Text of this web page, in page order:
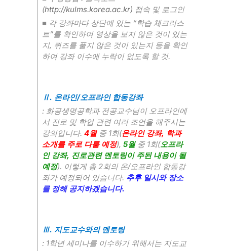
(http://kulms.korea.ac.kr) 접속 및 로그인
■ 각 강좌마다 상단에 있는 “학습 체크리스
트”를 확인하여 영상을 보지 않은 것이 있는
지, 퀴즈를 풀지 않은 것이 있는지 등을 확인
하여 강좌 이수에 누락이 없도록 할 것.
Ⅱ. 온라인/오프라인 합동강좌
: 화공생명공학과 전공교수님이 오프라인에
서 진로 및 학업 관련 여러 조언을 해주시는
강의입니다. 4월 중 1회(온라인 강좌, 학과
소개를 주로 다룰 예정), 5월 중 1회(오프라
인 강좌, 진로관련 멘토링이 주된 내용이 될
예정). 이렇게 총 2회의 온/오프라인 합동강
좌가 예정되어 있습니다. 추후 일시와 장소
를 정해 공지하겠습니다.
Ⅲ. 지도교수와의 멘토링
: 1학년 세미나를 이수하기 위해서는 지도교